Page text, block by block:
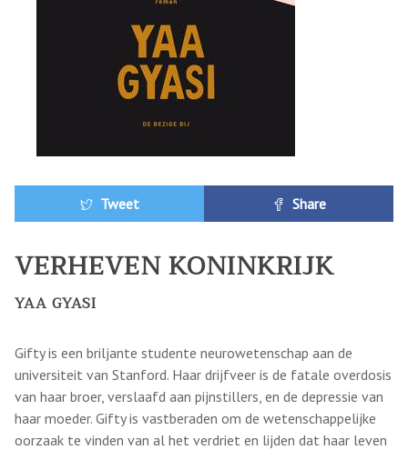
Tweet Share
VERHEVEN KONINKRIJK
YAA GYASI
Gifty is een briljante studente neurowetenschap aan de
universiteit van Stanford. Haar drijfveer is de fatale overdosis
van haar broer, verslaafd aan pijnstillers, en de depressie van
haar moeder. Gifty is vastberaden om de wetenschappelijke
oorzaak te vinden van al het verdriet en lijden dat haar leven